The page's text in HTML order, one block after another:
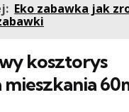
Eko zabawka jak
kosztorys
mieszkania